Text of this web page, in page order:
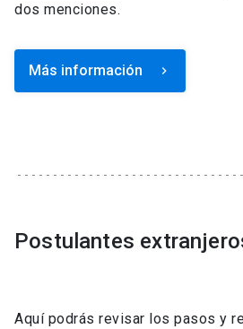
dos menciones.
Más información keyboard_arrow_right
Postulantes
Aquí podrás revisar los pasos y